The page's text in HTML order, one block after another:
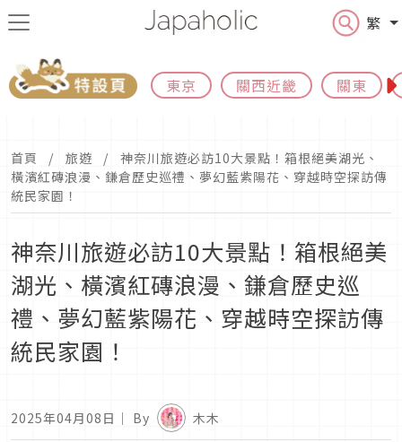
繁
東京 關西近畿 關東
首頁 旅遊
神奈川旅遊必訪10大景點！箱根絕美湖光、
橫濱紅磚浪漫、鎌倉歷史巡禮、夢幻藍紫陽花、穿越時空探訪傳
統民家園！
神奈川旅遊必訪10大景點！箱根絕美
湖光、橫濱紅磚浪漫、鎌倉歷史巡
禮、夢幻藍紫陽花、穿越時空探訪傳
統民家園！
2025年04月08日 ｜ By 木木